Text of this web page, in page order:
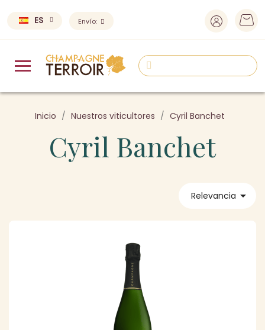
ES Envío:
Inicio Nuestros viticultores Cyril Banchet
Cyril Banchet
Relevancia 